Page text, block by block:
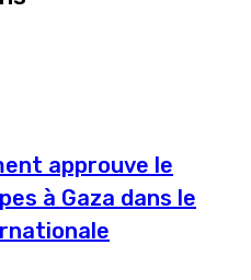
approuve le
à Gaza dans le